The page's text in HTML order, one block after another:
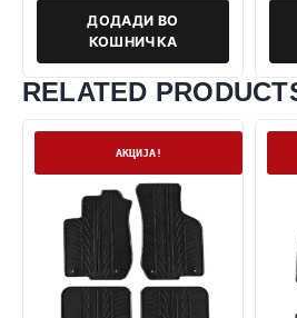
ДОДАДИ ВО
КОШНИЧКА
RELATED
АКЦИЈА!